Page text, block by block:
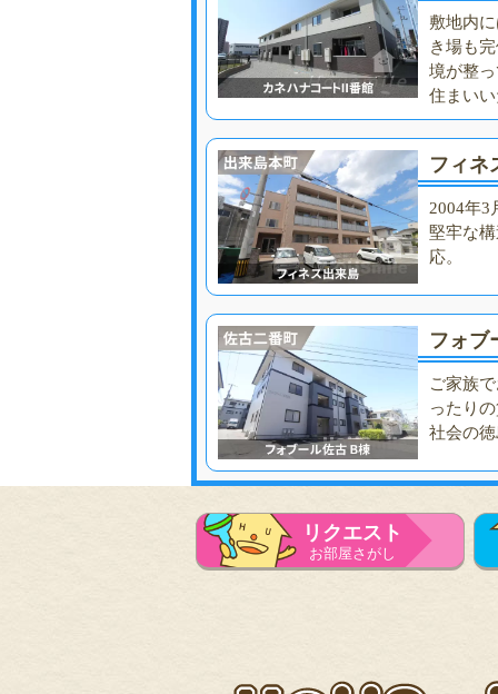
敷地内
き場も
境が整
住まい
フィネ
2004年3
堅牢な
応。
フォブ
ご家族
ったり
社会の
リクエスト
お部屋さがし